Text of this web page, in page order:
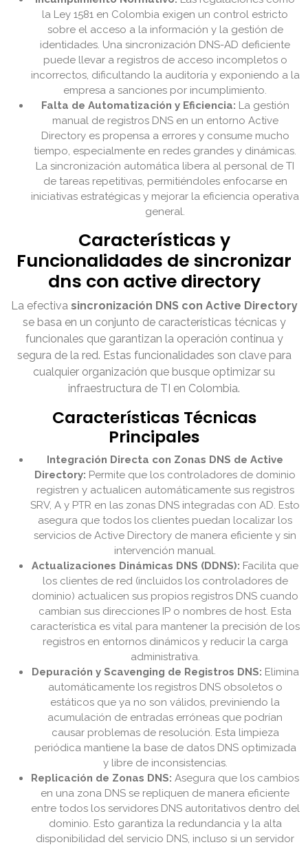
la Ley 1581 en Colombia exigen un control estricto
sobre el acceso a la información y la gestión de
identidades. Una sincronización DNS-AD deficiente
puede llevar a registros de acceso incompletos o
incorrectos, dificultando la auditoría y exponiendo a la
empresa a sanciones por incumplimiento.
Falta de Automatización y Eficiencia: La gestión
manual de registros DNS en un entorno Active
Directory es propensa a errores y consume mucho
tiempo, especialmente en redes grandes y dinámicas.
La sincronización automática libera al personal de TI
de tareas repetitivas, permitiéndoles enfocarse en
iniciativas estratégicas y mejorar la eficiencia operativa
general.
Características y
Funcionalidades de sincronizar
dns con active directory
La efectiva sincronización DNS con Active Directory
se basa en un conjunto de características técnicas y
funcionales que garantizan la operación continua y
segura de la red. Estas funcionalidades son clave para
cualquier organización que busque optimizar su
infraestructura de TI en Colombia.
Características Técnicas
Principales
Integración Directa con Zonas DNS de Active
Directory: Permite que los controladores de dominio
registren y actualicen automáticamente sus registros
SRV, A y PTR en las zonas DNS integradas con AD. Esto
asegura que todos los clientes puedan localizar los
servicios de Active Directory de manera eficiente y sin
intervención manual.
Actualizaciones Dinámicas DNS (DDNS): Facilita que
los clientes de red (incluidos los controladores de
dominio) actualicen sus propios registros DNS cuando
cambian sus direcciones IP o nombres de host. Esta
característica es vital para mantener la precisión de los
registros en entornos dinámicos y reducir la carga
administrativa.
Depuración y Scavenging de Registros DNS: Elimina
automáticamente los registros DNS obsoletos o
estáticos que ya no son válidos, previniendo la
acumulación de entradas erróneas que podrían
causar problemas de resolución. Esta limpieza
periódica mantiene la base de datos DNS optimizada
y libre de inconsistencias.
Replicación de Zonas DNS: Asegura que los cambios
en una zona DNS se repliquen de manera eficiente
entre todos los servidores DNS autoritativos dentro del
dominio. Esto garantiza la redundancia y la alta
disponibilidad del servicio DNS, incluso si un servidor